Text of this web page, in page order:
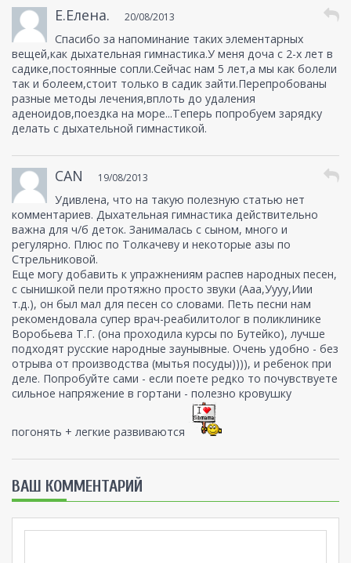
Е.Елена. 20/08/2013
Спасибо за напоминание таких элементарных
вещей,как дыхательная гимнастика.У меня доча с 2-х лет в
садике,постоянные сопли.Сейчас нам 5 лет,а мы как болели
так и болеем,стоит только в садик зайти.Перепробованы
разные методы лечения,вплоть до удаления
аденоидов,поездка на море...Теперь попробуем зарядку
делать с дыхательной гимнастикой.
CAN 19/08/2013
Удивлена, что на такую полезную статью нет
комментариев. Дыхательная гимнастика действительно
важна для ч/б деток. Занималась с сыном, много и
регулярно. Плюс по Толкачеву и некоторые азы по
Стрельниковой.
Еще могу добавить к упражнениям распев народных песен,
с сынишкой пели протяжно просто звуки (Ааа,Уууу,Иии
т.д.), он был мал для песен со словами. Петь песни нам
рекомендовала супер врач-реабилитолог в поликлинике
Воробьева Т.Г. (она проходила курсы по Бутейко), лучше
подходят русские народные заунывные. Очень удобно - без
отрыва от производства (мытья посуды)))), и ребенок при
деле. Попробуйте сами - если поете редко то почувствуете
сильное напряжение в гортани - полезно кровушку
погонять + легкие развиваются
ВАШ КОММЕНТАРИЙ